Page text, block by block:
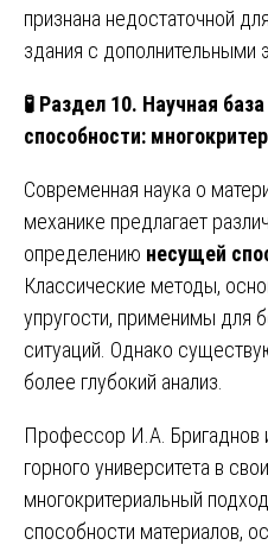
признана недостаточной
здания с дополнительными
🧪 Раздел 10. Научная
способности:
Современная наука о
механике предлагает
определению несущей
Классические методы,
упругости, применимы для
ситуаций. Однако
более глубокий анализ.
Профессор И.А. Бригаднов
горного университета в
многокритериальный
способности материалов,